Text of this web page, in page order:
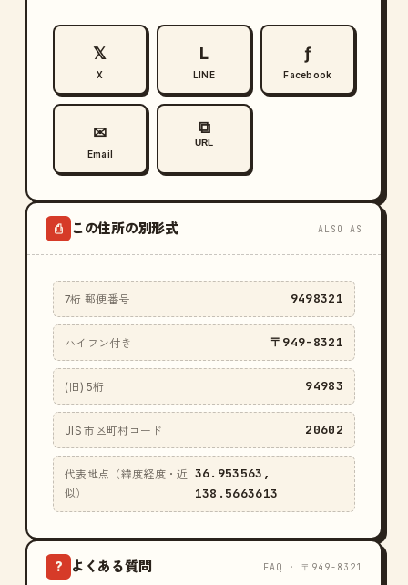
𝕏
X
L
LINE
ƒ
Facebook
✉
Email
⧉
URL
⎙ この住所の別形式 ALSO AS
7桁 郵便番号 9498321
ハイフン付き 〒949-8321
(旧) 5桁 94983
JIS 市区町村コード 20602
代表地点（緯度経度・近
似）
36.953563,
138.5663613
? よくある質問 FAQ · 〒949-8321